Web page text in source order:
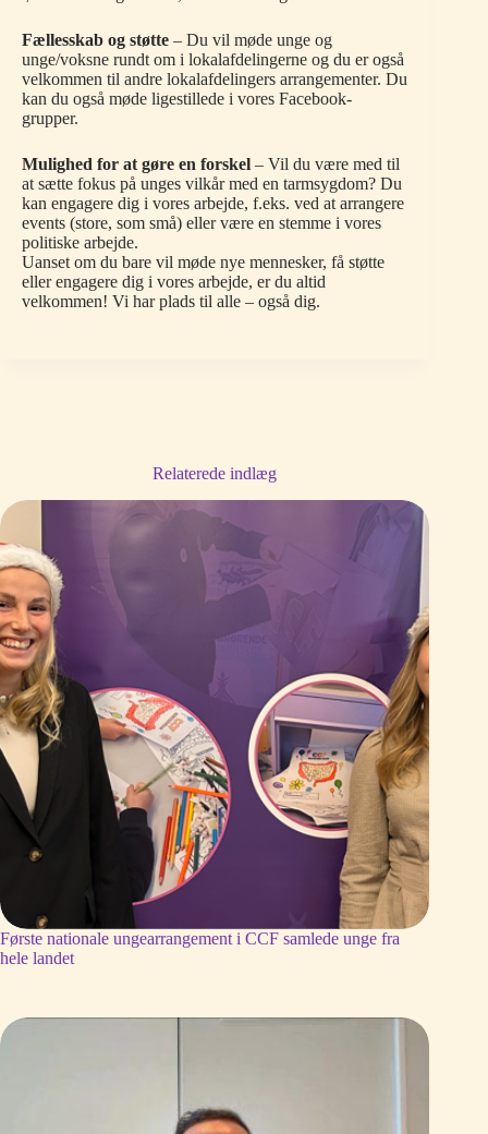
Fællesskab og støtte – Du vil møde unge og
unge/voksne rundt om i lokalafdelingerne og du er også
velkommen til andre lokalafdelingers arrangementer. Du
kan du også møde ligestillede i vores Facebook-
grupper.
Mulighed for at gøre en forskel – Vil du være med til
at sætte fokus på unges vilkår med en tarmsygdom? Du
kan engagere dig i vores arbejde, f.eks. ved at arrangere
events (store, som små) eller være en stemme i vores
politiske arbejde.
Uanset om du bare vil møde nye mennesker, få støtte
eller engagere dig i vores arbejde, er du altid
velkommen! Vi har plads til alle – også dig.
Relaterede indlæg
Første nationale ungearrangement i CCF samlede unge fra
hele landet